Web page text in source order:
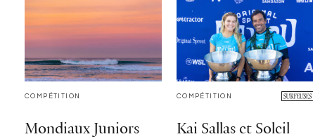
COMPÉTITION
Mondiaux Juniors
COMPÉTITION
Kai Sallas et Soleil